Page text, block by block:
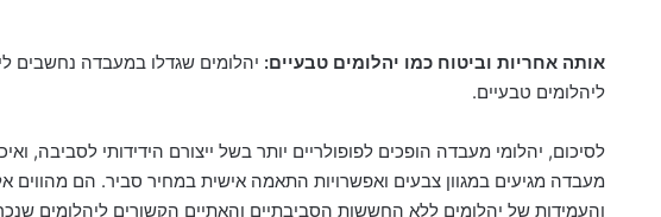
אותה אחריות וביטוח כמו יהלומים טבעיים: יהלומים שגדלו במעבדה נחשבים
ליהלומים טבעיים.
לסיכום, יהלומי מעבדה הופכים לפופולריים יותר בשל ייצורם הידידותי לסביבה,
מעבדה מגיעים במגוון צבעים ואפשרויות התאמה אישית במחיר סביר. הם מהווים
והעמידות של יהלומים ללא החששות הסביבתיים והאתיים הקשורים ליהלומים